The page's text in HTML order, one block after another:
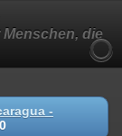
die
-